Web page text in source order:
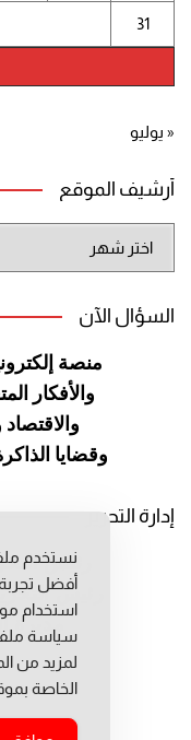
31
« يوليو
أرشيف الموقع
الموقع
السؤال الآن
منصة
والأفكار
وقضايا
إدارة التحرير
رئيس
رئيس
مديرة
نستخدم
أفضل
استخدام
سياسة
لمزيد من
الخاصة